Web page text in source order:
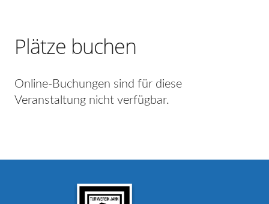
Plätze buchen
Online-Buchungen sind für diese
Veranstaltung nicht verfügbar.